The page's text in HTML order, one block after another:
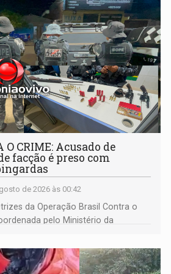
O CRIME: Acusado de
facção é preso com
de 2026 às 00:42
da Operação Brasil Contra o
pelo Ministério da